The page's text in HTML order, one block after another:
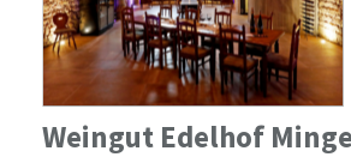
Weingut Edelhof